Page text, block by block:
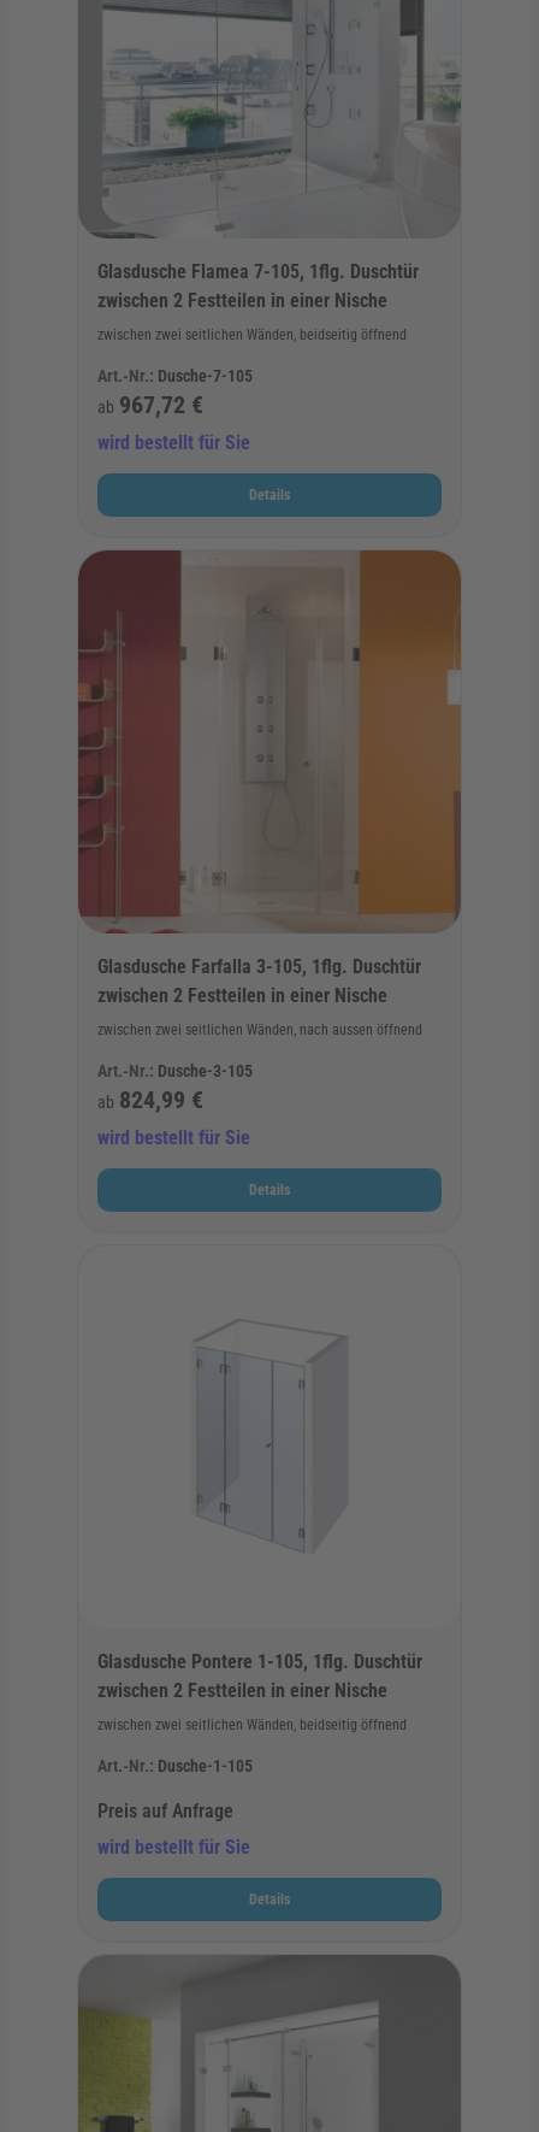
Glasdusche Flamea 7-105, 1flg. Duschtür
zwischen 2 Festteilen in einer Nische
zwischen zwei seitlichen Wänden, beidseitig öffnend
Art.-Nr.: Dusche-7-105
ab 967,72 €
wird bestellt für Sie
Details
Glasdusche Farfalla 3-105, 1flg. Duschtür
zwischen 2 Festteilen in einer Nische
zwischen zwei seitlichen Wänden, nach aussen öffnend
Art.-Nr.: Dusche-3-105
ab 824,99 €
wird bestellt für Sie
Details
Glasdusche Pontere 1-105, 1flg. Duschtür
zwischen 2 Festteilen in einer Nische
zwischen zwei seitlichen Wänden, beidseitig öffnend
Art.-Nr.: Dusche-1-105
Preis auf Anfrage
wird bestellt für Sie
Details